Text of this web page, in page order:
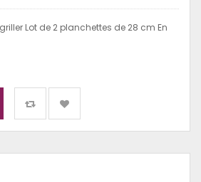
Lot de 2 planchettes de 28 cm En